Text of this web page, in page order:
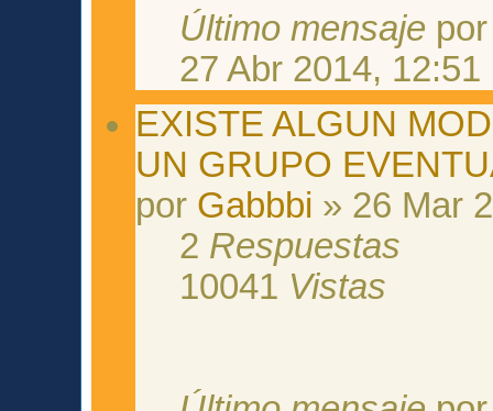
Último mensaje
27 Abr 2014, 12:51
EXISTE ALGUN
UN GRUPO
por Gabbbi » 26 Mar
2 Respuestas
10041 Vistas